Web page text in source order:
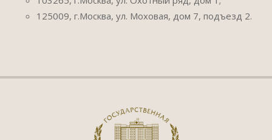
125009, г.Москва, ул. Моховая, дом 7, подъезд 2.